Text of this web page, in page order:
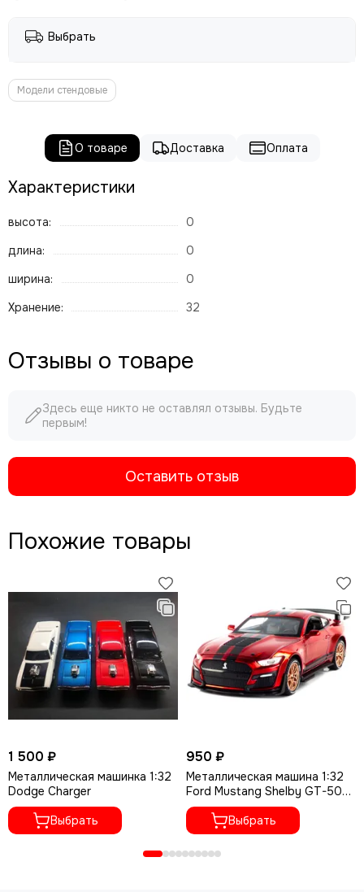
Выбрать
Модели стендовые
О товаре Доставка Оплата
Характеристики
высота:
0
длина:
0
ширина:
0
Хранение:
32
Отзывы о товаре
Здесь еще никто не оставлял отзывы. Будьте
первым!
Оставить отзыв
Похожие товары
1 500 ₽
Металлическая машинка 1:32
Dodge Charger
Выбрать
950 ₽
Металлическая машина 1:32
Ford Mustang Shelby GT-500
XA3226B A2912
Выбрать